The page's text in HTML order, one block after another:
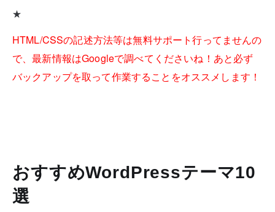
★
HTML/CSSの記述方法等は無料サポート行ってませんの
で、最新情報はGoogleで調べてくださいね！あと必ず
バックアップを取って作業することをオススメします！
おすすめWordPressテーマ10
選